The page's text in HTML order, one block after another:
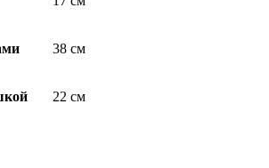
38 см
22 см